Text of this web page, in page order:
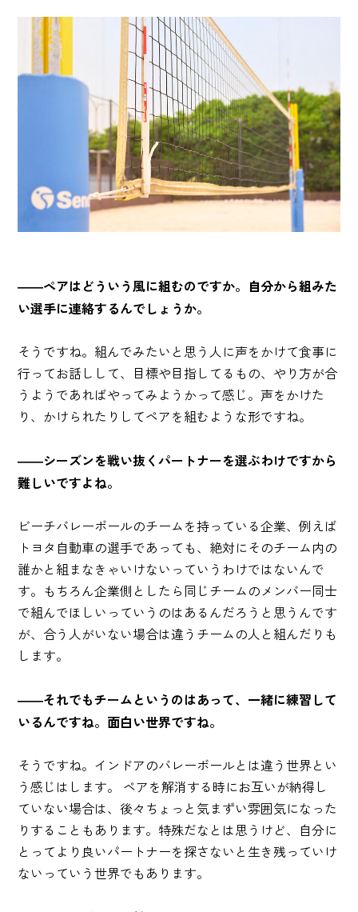
――ペアはどういう風に組むのですか。自分から組みた
い選手に連絡するんでしょうか。
そうですね。組んでみたいと思う人に声をかけて食事に
行ってお話しして、目標や目指してるもの、やり方が合
うようであればやってみようかって感じ。声をかけた
り、かけられたりしてペアを組むような形ですね。
――シーズンを戦い抜くパートナーを選ぶわけですから
難しいですよね。
ビーチバレーボールのチームを持っている企業、例えば
トヨタ自動車の選手であっても、絶対にそのチーム内の
誰かと組まなきゃいけないっていうわけではないんで
す。もちろん企業側としたら同じチームのメンバー同士
で組んでほしいっていうのはあるんだろうと思うんです
が、合う人がいない場合は違うチームの人と組んだりも
します。
――それでもチームというのはあって、一緒に練習して
いるんですね。面白い世界ですね。
そうですね。インドアのバレーボールとは違う世界とい
う感じはします。 ペアを解消する時にお互いが納得し
ていない場合は、後々ちょっと気まずい雰囲気になった
りすることもあります。特殊だなとは思うけど、自分に
とってより良いパートナーを探さないと生き残っていけ
ないっていう世界でもあります。